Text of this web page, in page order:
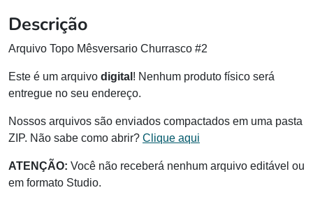
Descrição
Arquivo Topo Mêsversario Churrasco #2
Este é um arquivo digital ! Nenhum produto físico será
entregue no seu endereço.
Nossos arquivos são enviados compactados em uma pasta
ZIP. Não sabe como abrir? Clique aqui
ATENÇÃO: Você não receberá nenhum arquivo editável ou
em formato Studio.